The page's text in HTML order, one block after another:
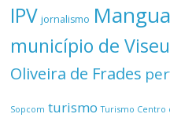
IPV jornalismo
município de Viseu
Oliveira de Frades
Sopcom turismo Turismo Centro